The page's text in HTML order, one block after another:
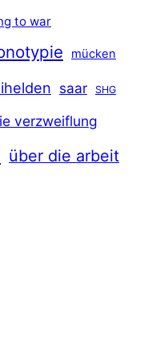
to war
mücken
saar SHG
verzweiflung
über die arbeit